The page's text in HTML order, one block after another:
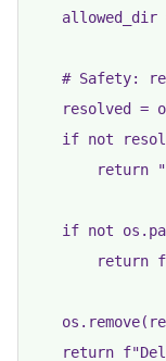
allowed_dir
# Safety:
resolved =
if not
return
if not
return